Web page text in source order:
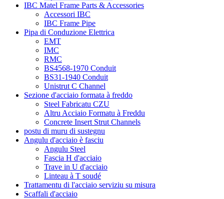
IBC Matel Frame Parts & Accessories
Accessori IBC
IBC Frame Pipe
Pipa di Conduzione Elettrica
EMT
IMC
RMC
BS4568-1970 Conduit
BS31-1940 Conduit
Unistrut C Channel
Sezione d'acciaio formata à freddo
Steel Fabricatu CZU
Altru Acciaio Formatu à Freddu
Concrete Insert Strut Channels
postu di muru di sustegnu
Angulu d'acciaio è fasciu
Angulu Steel
Fascia H d'acciaio
Trave in U d'acciaio
Linteau à T soudé
Trattamentu di l'acciaio serviziu su misura
Scaffali d'acciaio